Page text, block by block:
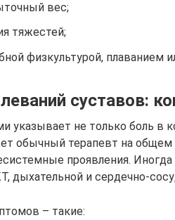
вес;
тяжестей;
физкультурой, плаванием
суставов:
указывает не только боль в
обычный терапевт на
проявления.
дыхательной и сердечно-
– такие: